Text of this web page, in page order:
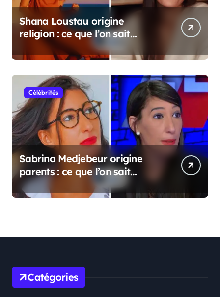
Shana Loustau origine
religion : ce que l’on sait
vraiment
Célébrités
Sabrina Medjebeur origine
parents : ce que l’on sait
réellement sur ses origines
familiales
Catégories